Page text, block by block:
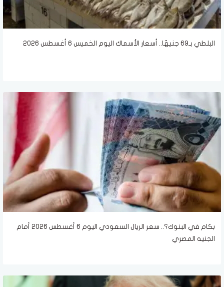
البلطي بـ69 جنيهًا.. أسعار الأسماك اليوم الخميس 6 أغسطس 2026
بكام في البنوك؟.. سعر الريال السعودي اليوم 6 أغسطس 2026 أمام
الجنيه المصري